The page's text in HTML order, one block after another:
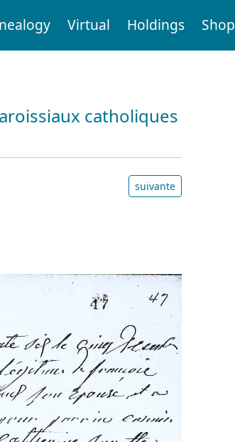
Virtual Holdings Shop
catholiques
suivante